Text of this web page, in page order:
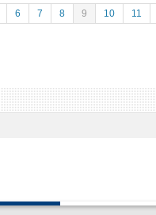
6 7 8 9 10
11